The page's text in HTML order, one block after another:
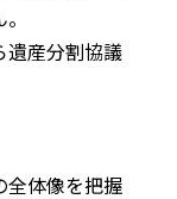
遺産分割協議
全体像を把握